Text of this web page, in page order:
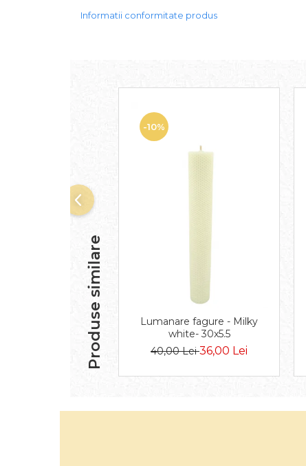
Informatii conformitate produs
Produse similare
-10%
Lumanare fagure - Milky
white- 30x5.5
40,00 Lei36,00 Lei